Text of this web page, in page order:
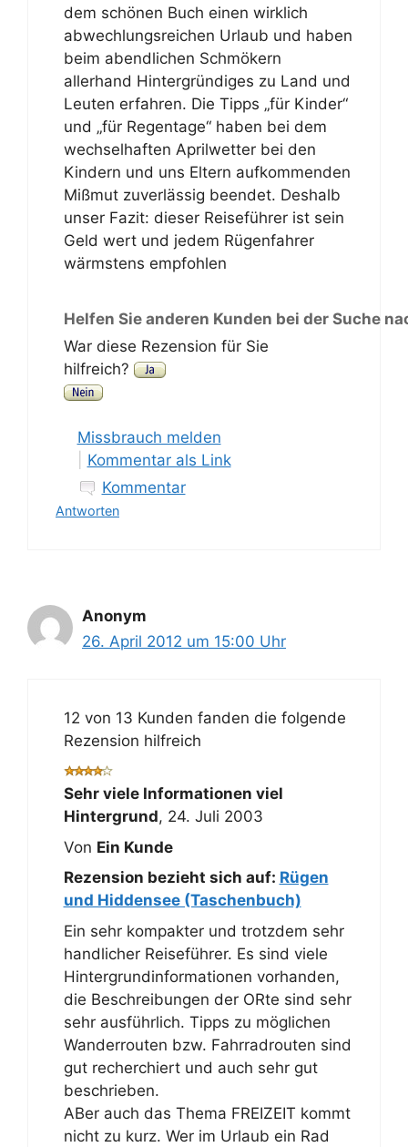
dem schönen Buch einen wirklich
abwechlungsreichen Urlaub und haben
beim abendlichen Schmökern
allerhand Hintergründiges zu Land und
Leuten erfahren. Die Tipps „für Kinder“
und „für Regentage“ haben bei dem
wechselhaften Aprilwetter bei den
Kindern und uns Eltern aufkommenden
Mißmut zuverlässig beendet. Deshalb
unser Fazit: dieser Reiseführer ist sein
Geld wert und jedem Rügenfahrer
wärmstens empfohlen
Helfen Sie anderen Kunden bei der Suche
War diese Rezension für Sie
hilfreich?
Missbrauch melden
Kommentar als Link
Kommentar
Antworten
Anonym
26. April 2012 um 15:00 Uhr
12 von 13 Kunden fanden die folgende
Rezension hilfreich
Sehr viele Informationen viel
Hintergrund, 24. Juli 2003
Von Ein Kunde
Rezension bezieht sich auf: Rügen
und Hiddensee (Taschenbuch)
Ein sehr kompakter und trotzdem sehr
handlicher Reiseführer. Es sind viele
Hintergrundinformationen vorhanden,
die Beschreibungen der ORte sind sehr
sehr ausführlich. Tipps zu möglichen
Wanderrouten bzw. Fahrradrouten sind
gut recherchiert und auch sehr gut
beschrieben.
ABer auch das Thema FREIZEIT kommt
nicht zu kurz. Wer im Urlaub ein Rad